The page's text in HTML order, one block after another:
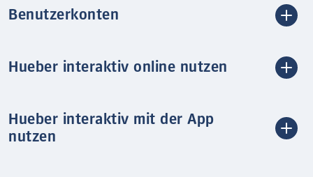
Benutzerkonten
Hueber interaktiv online nutzen
Hueber interaktiv mit der App
nutzen